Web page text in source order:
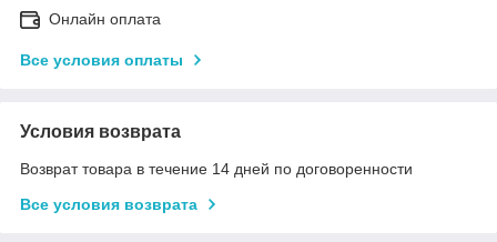
Онлайн оплата
Все условия оплаты
Условия возврата
Возврат товара в течение 14 дней по договоренности
Все условия возврата